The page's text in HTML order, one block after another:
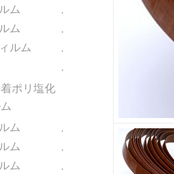
ム
ム
ルム
ポリ塩化
ム
ム
ム